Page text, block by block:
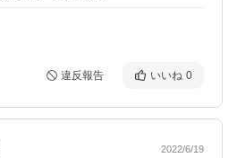
違反報告 いいね 0
2022/6/19